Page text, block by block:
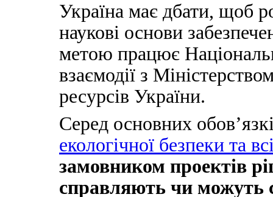
Україна має дбати, щоб
наукові основи
метою працює
взаємодії з
ресурсів України.
Серед основних
екологічної безпеки та
замовником проектів
справляють чи можуть